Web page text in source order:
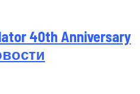
40th Anniversary